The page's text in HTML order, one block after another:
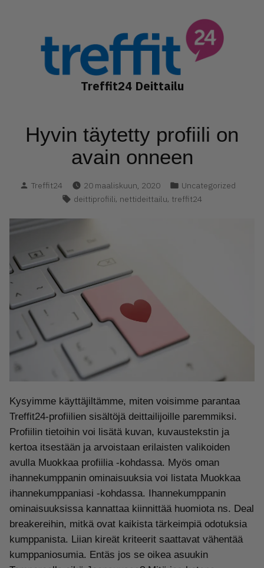
Treffit24 Deittailu
Hyvin täytetty profiili on
avain onneen
Kirjoittanut
Treffit24 20 maaliskuun, 2020 Kategoria(t):
Uncategorized
Avainsanat:
deittiprofiili, nettideittailu, treffit24
Kysyimme käyttäjiltämme, miten voisimme parantaa
Treffit24-profiilien sisältöjä deittailijoille paremmiksi.
Profiilin tietoihin voi lisätä kuvan, kuvaustekstin ja
kertoa itsestään ja arvoistaan erilaisten valikoiden
avulla Muokkaa profiilia -kohdassa. Myös oman
ihannekumppanin ominaisuuksia voi listata Muokkaa
ihannekumppaniasi -kohdassa. Ihannekumppanin
ominaisuuksissa kannattaa kiinnittää huomiota ns. Deal
breakereihin, mitkä ovat kaikista tärkeimpiä odotuksia
kumppanista. Liian kireät kriteerit saattavat vähentää
kumppaniosumia. Entäs jos se oikea asuukin